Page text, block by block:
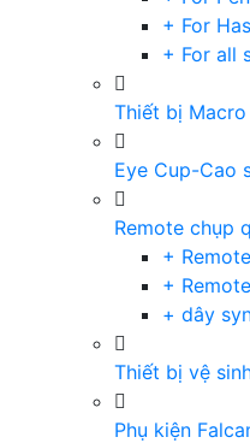
+ For
+ For all
Thiết bị
Eye Cup-Cao
Remote chụp
+
+
+ dây
Thiết bị vệ
Phụ kiện